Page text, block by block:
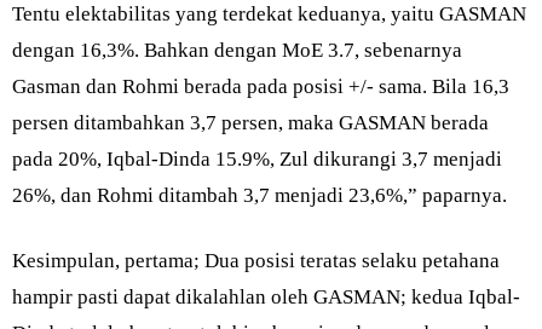
Tentu elektabilitas yang terdekat keduanya, yaitu GASMAN
dengan 16,3%. Bahkan dengan MoE 3.7, sebenarnya
Gasman dan Rohmi berada pada posisi +/- sama. Bila 16,3
persen ditambahkan 3,7 persen, maka GASMAN berada
pada 20%, Iqbal-Dinda 15.9%, Zul dikurangi 3,7 menjadi
26%, dan Rohmi ditambah 3,7 menjadi 23,6%,” paparnya.
Kesimpulan, pertama; Dua posisi teratas selaku petahana
hampir pasti dapat dikalahlan oleh GASMAN; kedua Iqbal-